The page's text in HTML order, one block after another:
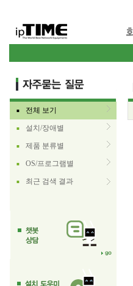
■ 전체 보기
■ 설치/장애별
■ 제품 분류별
■ OS/프로그램별
■ 최근 검색 결과